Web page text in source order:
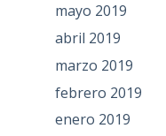
mayo 2019
abril 2019
marzo 2019
febrero 2019
enero 2019